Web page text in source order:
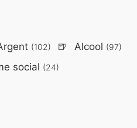
(102) 🍺 Alcool (97)
social (24)